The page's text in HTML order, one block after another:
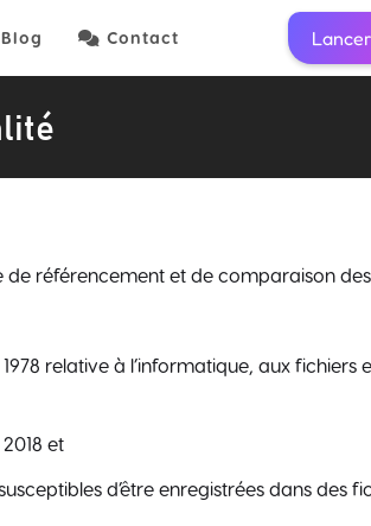
Blog  Contact
référencement et de comparaison
relative à l’informatique, aux fichiers
et
d’être enregistrées dans des